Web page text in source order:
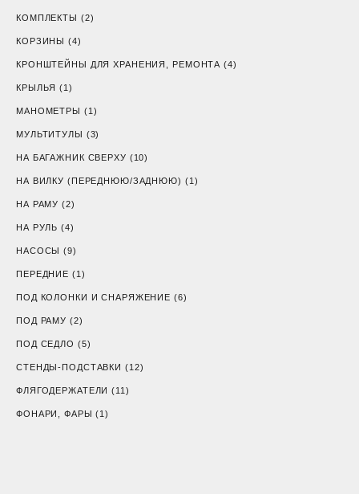
КОМПЛЕКТЫ (2)
КОРЗИНЫ (4)
КРОНШТЕЙНЫ ДЛЯ ХРАНЕНИЯ, РЕМОНТА (4)
КРЫЛЬЯ (1)
МАНОМЕТРЫ (1)
МУЛЬТИТУЛЫ (3)
НА БАГАЖНИК СВЕРХУ (10)
НА ВИЛКУ (ПЕРЕДНЮЮ/ЗАДНЮЮ) (1)
НА РАМУ (2)
НА РУЛЬ (4)
НАСОСЫ (9)
ПЕРЕДНИЕ (1)
ПОД КОЛОНКИ И СНАРЯЖЕНИЕ (6)
ПОД РАМУ (2)
ПОД СЕДЛО (5)
СТЕНДЫ-ПОДСТАВКИ (12)
ФЛЯГОДЕРЖАТЕЛИ (11)
ФОНАРИ, ФАРЫ (1)